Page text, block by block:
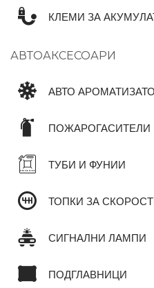
КЛЕМИ ЗА
АВТОАКСЕСОАРИ
АВТО
ПОЖАРОГАСИТЕЛИ
ТУБИ И ФУНИИ
ТОПКИ ЗА
СИГНАЛНИ ЛАМПИ
ПОДГЛАВНИЦИ